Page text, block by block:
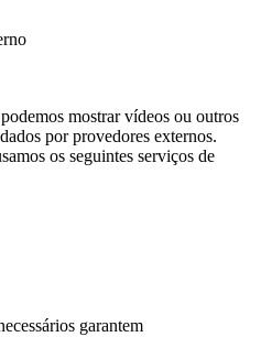
mostrar vídeos ou outros
por provedores externos.
os seguintes serviços de
garantem